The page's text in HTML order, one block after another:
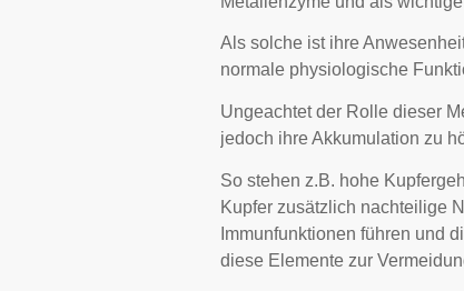
Als solche ist ihre
normale physiologische
Ungeachtet der Rolle dieser
jedoch ihre Akkumulation zu
So stehen z.B. hohe
Kupfer zusätzlich nachteilige
Immunfunktionen führen und
diese Elemente zur